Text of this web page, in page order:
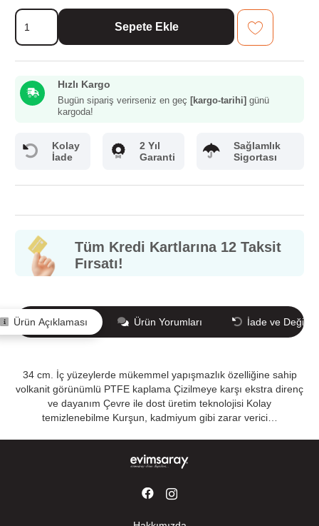
Evimsaray
Zest
Gusto
cm
adet
Sepete Ekle
Hızlı Kargo
Bugün sipariş verirseniz en geç [kargo-tarihi] günü
kargoda!
Kolay
İade
2 Yıl
Garanti
Sağlamlık
Sigortası
Tüm Kredi Kartlarına 12 Taksit
Fırsatı!
Ürün Açıklaması Ürün Yorumları İade ve Değişim
34 cm. İç yüzeylerde mükemmel yapışmazlık özelliğine sahip
volkanit görünümlü PTFE kaplama Çizilmeye karşı ekstra direnç
ve dayanım Çevre ile dost üretim teknolojisi Kolay
temizlenebilme Kurşun, kadmiyum gibi zarar verici…